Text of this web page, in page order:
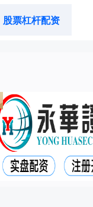
股票杠杆配资